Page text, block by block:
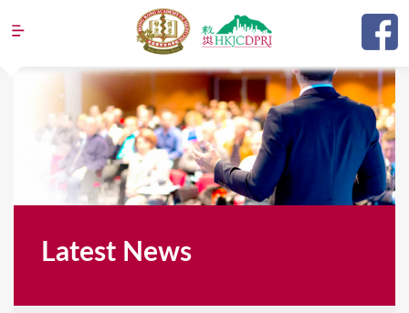
Jump to navigation
Latest News